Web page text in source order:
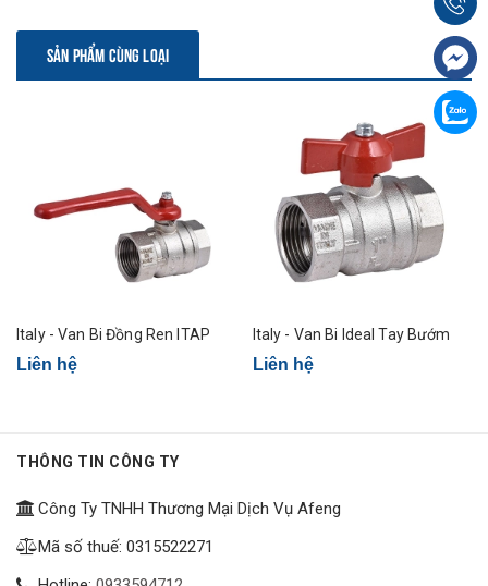
Tay Inox
Cầu Inox
TJVNBIN49 36
Van PVC
Tay Inox
60mm TJVNBIN60 16
SẢN PHẨM CÙNG LOẠI
Italy - Van Bi Đồng Ren ITAP
Liên hệ
Italy - Van Bi Ideal Tay Bướm
Liên hệ
THÔNG TIN CÔNG TY
Công Ty TNHH Thương Mại Dịch Vụ Afeng
Mã số thuế: 0315522271